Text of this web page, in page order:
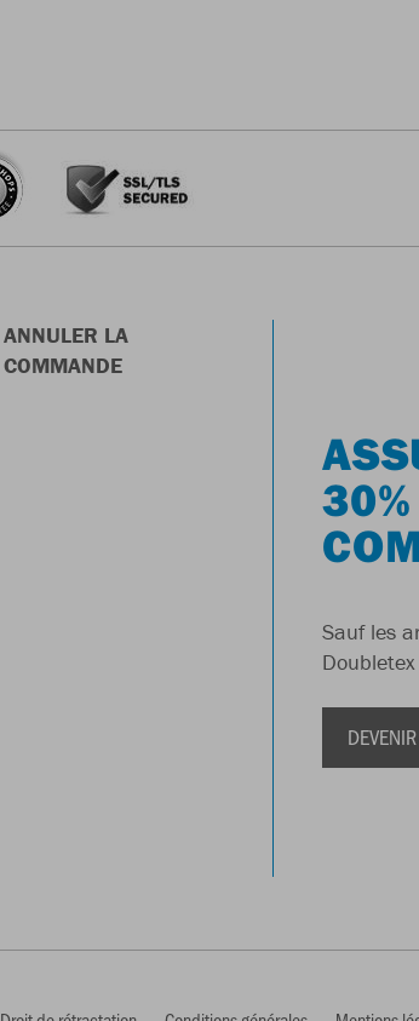
ANNULER LA
COMMANDE
Sauf les